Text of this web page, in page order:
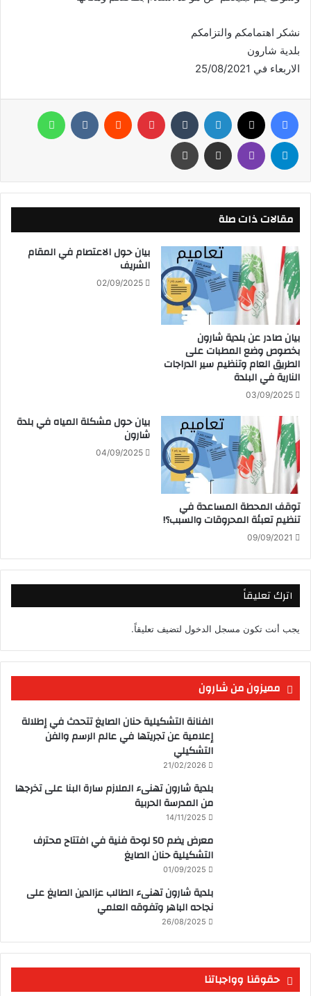
نشكر اهتمامكم والتزامكم
بلدية شارون
الاربعاء في 25/08/2021
مقالات ذات صلة
بيان صادر عن بلدية شارون
بخصوص وضع المطبات على
الطريق العام وتنظيم سير الدراجات
النارية في البلدة
03/09/2025
بيان حول الاعتصام في المقام
الشريف
02/09/2025
توقف المحطة المساعدة في
تنظيم تعبئة المحروقات والسبب؟!
09/09/2021
بيان حول مشكلة المياه في بلدة
شارون
04/09/2025
اترك تعليقاً
يجب أنت تكون مسجل الدخول لتضيف تعليقاً.
مميزون من شارون
الفنانة التشكيلية حنان الصايغ تتحدث في إطلالة
إعلامية عن تجريتها في عالم الرسم والفن
التشكيلي
21/02/2026
بلدية شارون تهنىء الملازم سارة البنا على تخرجها
من المدرسة الحربية
14/11/2025
معرض يضم 50 لوحة فنية في افتتاح محترف
التشكيلية حنان الصايغ
01/09/2025
بلدية شارون تهنىء الطالب عزالدين الصايغ على
نجاحه الباهر وتفوقه العلمي
26/08/2025
حقوقنا وواجباتنا